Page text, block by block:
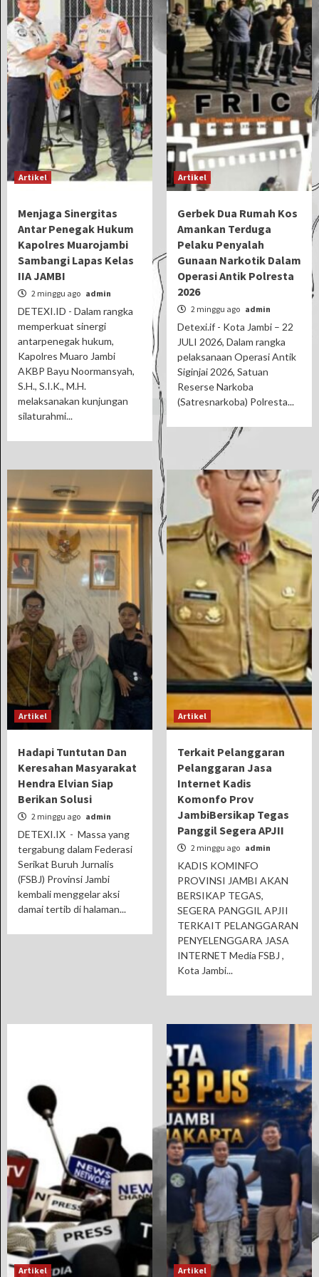
Artikel
Menjaga Sinergitas
Antar Penegak Hukum
Kapolres Muarojambi
Sambangi Lapas Kelas
IIA JAMBI
2 minggu ago admin
DETEXI.ID - Dalam rangka
memperkuat sinergi
antarpenegak hukum,
Kapolres Muaro Jambi
AKBP Bayu Noormansyah,
S.H., S.I.K., M.H.
melaksanakan kunjungan
silaturahmi...
Artikel
Gerbek Dua Rumah Kos
Amankan Terduga
Pelaku Penyalah
Gunaan Narkotik Dalam
Operasi Antik Polresta
2026
2 minggu ago admin
Detexi.if - Kota Jambi – 22
JULI 2026, Dalam rangka
pelaksanaan Operasi Antik
Siginjai 2026, Satuan
Reserse Narkoba
(Satresnarkoba) Polresta...
Artikel
Hadapi Tuntutan Dan
Keresahan Masyarakat
Hendra Elvian Siap
Berikan Solusi
2 minggu ago admin
DETEXI.IX - Massa yang
tergabung dalam Federasi
Serikat Buruh Jurnalis
(FSBJ) Provinsi Jambi
kembali menggelar aksi
damai tertib di halaman...
Artikel
Terkait Pelanggaran
Pelanggaran Jasa
Internet Kadis
Komonfo Prov
JambiBersikap Tegas
Panggil Segera APJII
2 minggu ago admin
KADIS KOMINFO
PROVINSI JAMBI AKAN
BERSIKAP TEGAS,
SEGERA PANGGIL APJII
TERKAIT PELANGGARAN
PENYELENGGARA JASA
INTERNET Media FSBJ ,
Kota Jambi...
Artikel Artikel